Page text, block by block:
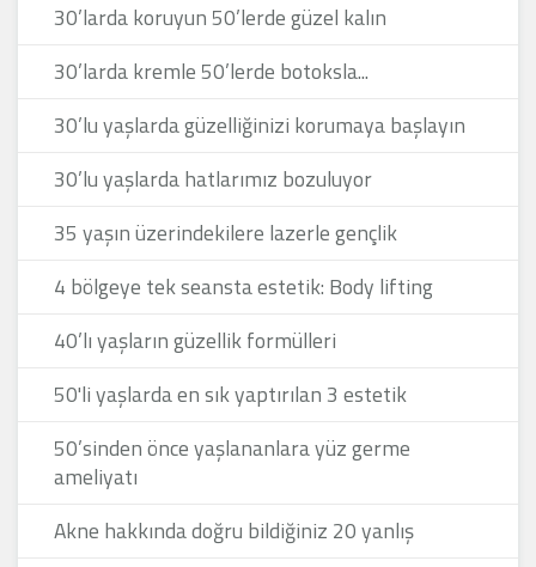
30’larda koruyun 50’lerde güzel kalın
30’larda kremle 50’lerde botoksla...
30’lu yaşlarda güzelliğinizi korumaya başlayın
30’lu yaşlarda hatlarımız bozuluyor
35 yaşın üzerindekilere lazerle gençlik
4 bölgeye tek seansta estetik: Body lifting
40’lı yaşların güzellik formülleri
50'li yaşlarda en sık yaptırılan 3 estetik
50’sinden önce yaşlananlara yüz germe
ameliyatı
Akne hakkında doğru bildiğiniz 20 yanlış